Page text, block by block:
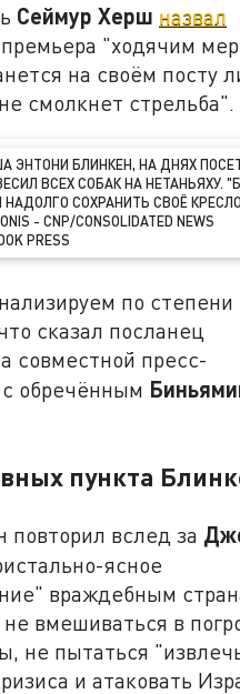
Сеймур Херш назвал
премьера "ходячим
на своём посту
смолкнет стрельба".
ЭНТОНИ БЛИНКЕН, НА ДНЯХ
ВСЕХ СОБАК НА НЕТАНЬЯХУ.
СОХРАНИТЬ СВОЁ
- CNP/CONSOLIDATED NEWS
PRESS
по степени
сказал посланец
совместной пресс-
обречённым
пункта
повторил вслед за
ясное
враждебным
не вмешиваться в
не пытаться
и атаковать